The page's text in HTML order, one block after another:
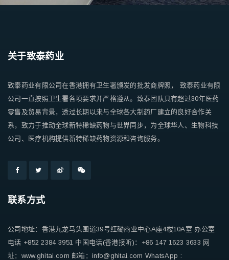
关于致泰药业
致泰药业有限公司在香港拥有卫生署颁发的批发商牌照， 致泰药业有限
公司一直按照卫生署各项要求并严格遵从。致泰团队具有超过30年医药
零售及贸易背景，透过长期以来与全球各大制药厂建立的良好合作关
系，致力于推动全球新特稀缺药物与世界同步，为全球华人、生物科技
公司、医疗机构提供新特稀缺药物资源和咨询服务。
联系方式
公司地址：香港九龙马头围道39号红磡商业中心A座4楼10A室 办公室
电话 +852 2384 3951 中国电话(香港接听)：+86 147 1623 3633 网
址：www.ghitai.com 邮箱：info@ghitai.com WhatsApp :